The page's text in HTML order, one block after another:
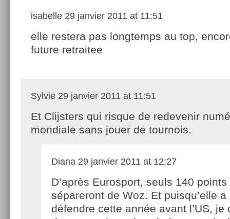
isabelle 29 janvier 2011 at 11:51
elle restera pas longtemps au top,
future retraitee
Sylvie 29 janvier 2011 at 11:51
Et Clijsters qui risque de redevenir
mondiale sans jouer de tournois.
Diana 29 janvier 2011 at 12:27
D’après Eurosport, seuls 140 points
sépareront de Woz. Et puisqu’elle
défendre cette année avant l’US, je